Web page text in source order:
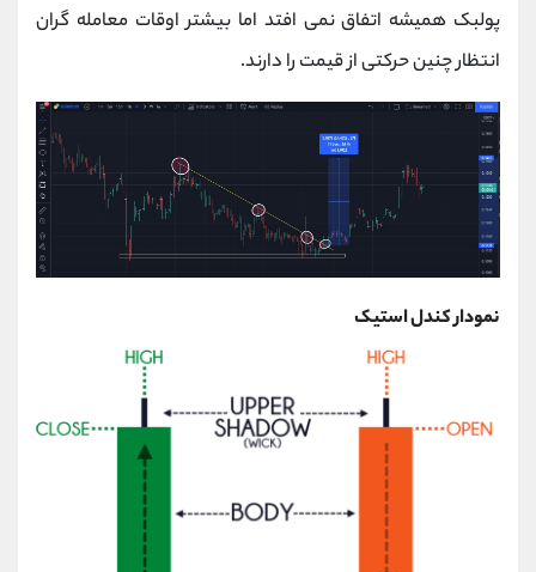
پولبک همیشه اتفاق نمی افتد اما بیشتر اوقات معامله گران
انتظار چنین حرکتی از قیمت را دارند.
نمودار کندل استیک